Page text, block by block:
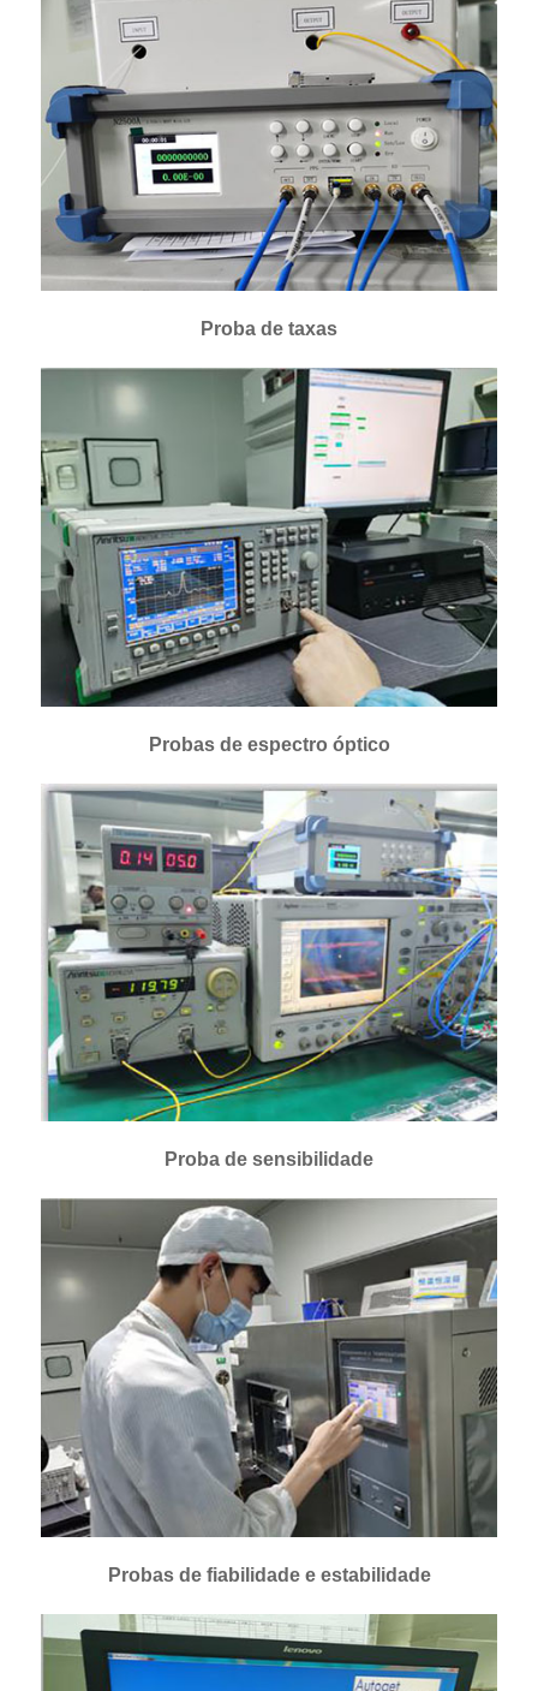
Proba de taxas
Probas de espectro óptico
Proba de sensibilidade
Probas de fiabilidade e estabilidade